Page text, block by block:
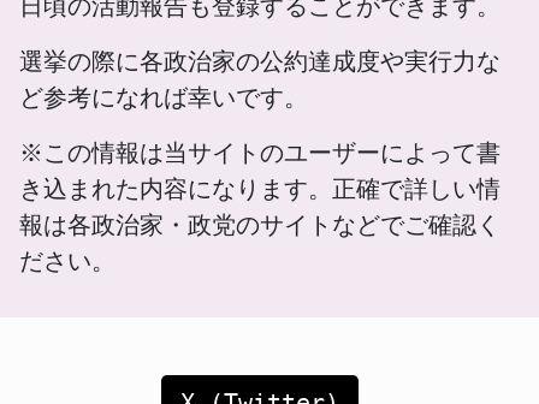
選挙の際に各政治家の公約達成度や実行力な
ど参考になれば幸いです。
※この情報は当サイトのユーザーによって書
き込まれた内容になります。正確で詳しい情
報は各政治家・政党のサイトなどでご確認く
ださい。